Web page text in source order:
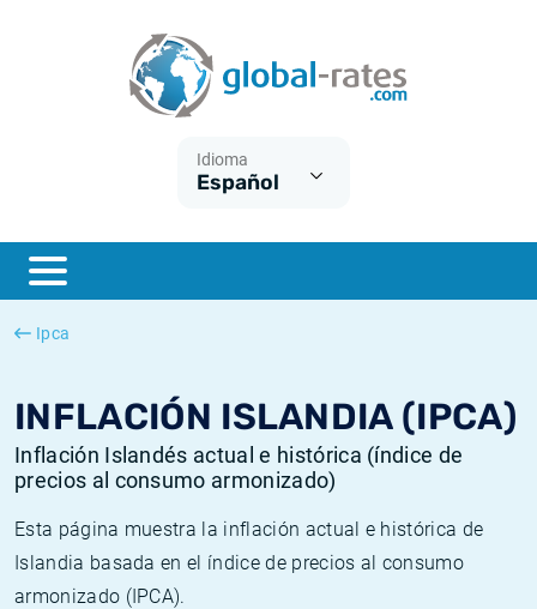
Idioma
Español
Ipca
INFLACIÓN ISLANDIA (IPCA)
Inflación Islandés actual e histórica (índice de
precios al consumo armonizado)
Esta página muestra la inflación actual e histórica de
Islandia basada en el índice de precios al consumo
armonizado (IPCA).
ESTER
SONIA
¿Qué es la inflación IPC?
¿Qué es la inflación IPCA?
Inflación Español - IPC
Inflación Estadounidense
Euribor - histórico
SOFR - histórico
TONAR - histórico
Calculadora de inflación